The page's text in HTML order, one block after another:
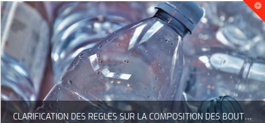
CLARIFICATION DES RÈGLES SUR LA COMPOSITION DES BOUTEILLES PLASTIQUES